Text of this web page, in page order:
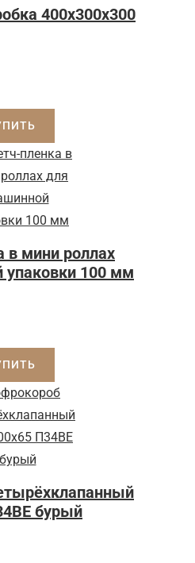
400x300x300
в мини роллах
100 мм
бурый